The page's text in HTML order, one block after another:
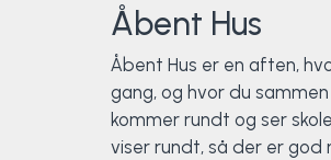
Åbent Hus
Åbent Hus er en aften,
gang, og hvor du
kommer rundt og ser
viser rundt, så der er god